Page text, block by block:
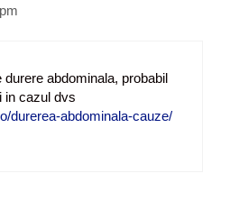
abdominala, probabil
in cazul dvs
durerea-abdominala-cauze/